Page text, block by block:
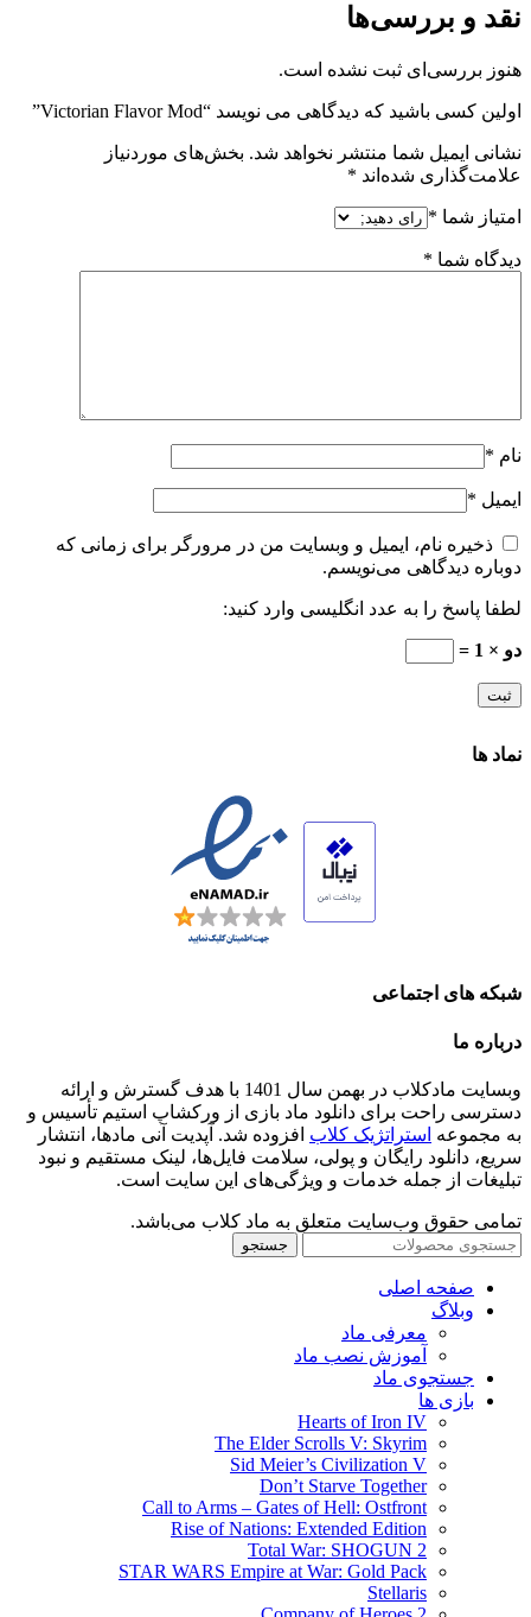
نقد و بررسی‌ها
هنوز بررسی‌ای ثبت نشده است.
اولین کسی باشید که دیدگاهی می نویسد “Victorian Flavor Mod”
نشانی ایمیل شما منتشر نخواهد شد. بخش‌های موردنیاز
علامت‌گذاری شده‌اند *
امتیاز شما *
دیدگاه شما *
نام *
ایمیل *
ذخیره نام، ایمیل و وبسایت من در مرورگر برای زمانی که
دوباره دیدگاهی می‌نویسم.
لطفا پاسخ را به عدد انگلیسی وارد کنید:
دو × 1 =
نماد ها
شبکه های اجتماعی
درباره ما
وبسایت مادکلاب در بهمن سال 1401 با هدف گسترش و ارائه
دسترسی راحت برای دانلود ماد بازی از ورکشاپ استیم تأسیس و
به مجموعه استراتژیک کلاب افزوده شد. آپدیت آنی مادها، انتشار
سریع، دانلود رایگان و پولی، سلامت فایل‌ها، لینک مستقیم و نبود
تبلیغات از جمله خدمات و ویژگی‌های این سایت است.
تمامی حقوق وب‌سایت متعلق به ماد کلاب می‌باشد.
جستجو
صفحه اصلی
وبلاگ
معرفی ماد
آموزش نصب ماد
جستجوی ماد
بازی ها
Hearts of Iron IV
The Elder Scrolls V: Skyrim
Sid Meier’s Civilization V
Don’t Starve Together
Call to Arms – Gates of Hell: Ostfront
Rise of Nations: Extended Edition
Total War: SHOGUN 2
STAR WARS Empire at War: Gold Pack
Stellaris